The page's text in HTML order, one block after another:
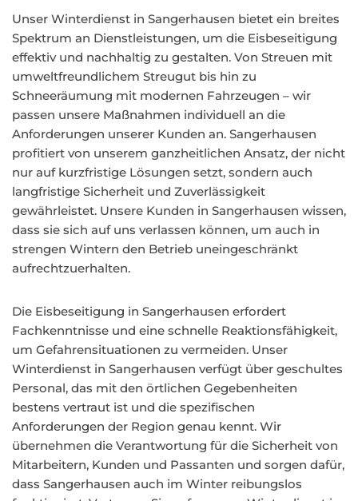
Unser Winterdienst in Sangerhausen bietet ein breites
Spektrum an Dienstleistungen, um die Eisbeseitigung
effektiv und nachhaltig zu gestalten. Von Streuen mit
umweltfreundlichem Streugut bis hin zu
Schneeräumung mit modernen Fahrzeugen – wir
passen unsere Maßnahmen individuell an die
Anforderungen unserer Kunden an. Sangerhausen
profitiert von unserem ganzheitlichen Ansatz, der nicht
nur auf kurzfristige Lösungen setzt, sondern auch
langfristige Sicherheit und Zuverlässigkeit
gewährleistet. Unsere Kunden in Sangerhausen wissen,
dass sie sich auf uns verlassen können, um auch in
strengen Wintern den Betrieb uneingeschränkt
aufrechtzuerhalten.
Die Eisbeseitigung in Sangerhausen erfordert
Fachkenntnisse und eine schnelle Reaktionsfähigkeit,
um Gefahrensituationen zu vermeiden. Unser
Winterdienst in Sangerhausen verfügt über geschultes
Personal, das mit den örtlichen Gegebenheiten
bestens vertraut ist und die spezifischen
Anforderungen der Region genau kennt. Wir
übernehmen die Verantwortung für die Sicherheit von
Mitarbeitern, Kunden und Passanten und sorgen dafür,
dass Sangerhausen auch im Winter reibungslos